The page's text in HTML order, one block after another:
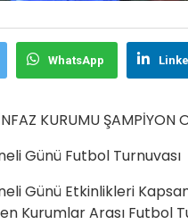
WhatsApp
KURUMU ŞAMPİYON
Günü Futbol
Günü Etkinlikleri
Kurumlar Arası Futbol